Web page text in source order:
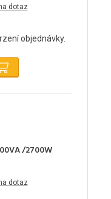
dotaz
objednávky.
/2700W
dotaz